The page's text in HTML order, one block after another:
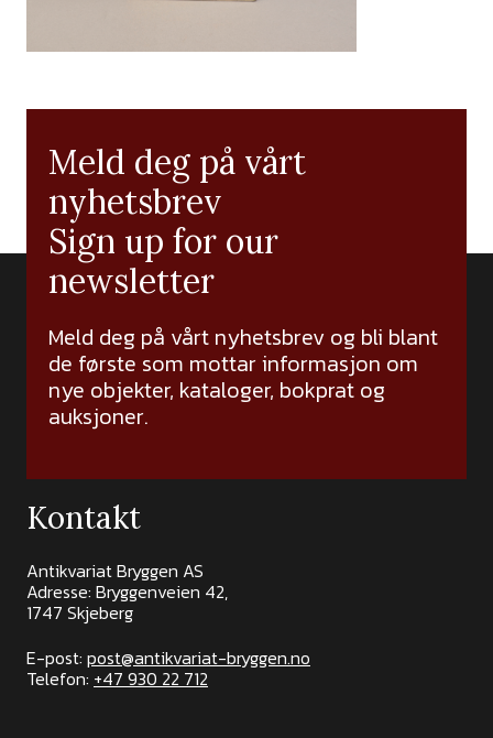
Meld deg på vårt
nyhetsbrev
Sign up for our
newsletter
Meld deg på vårt nyhetsbrev og bli blant
de første som mottar informasjon om
nye objekter, kataloger, bokprat og
auksjoner.
Kontakt
Antikvariat Bryggen AS
Adresse: Bryggenveien 42,
1747 Skjeberg
E-post: post@antikvariat-bryggen.no
Telefon: +47 930 22 712